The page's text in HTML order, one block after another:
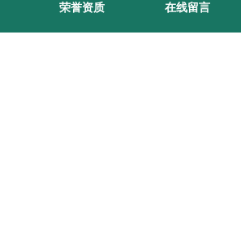
荣誉资质 在线留言